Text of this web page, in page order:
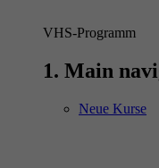
VHS-Programm
1. Main
Neue Kurse